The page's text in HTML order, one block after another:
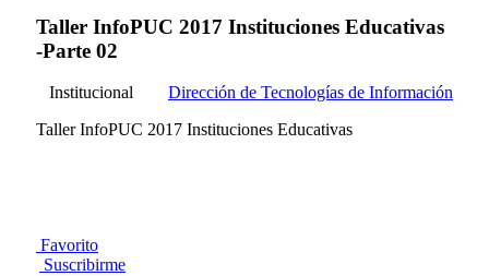
Taller InfoPUC 2017 Instituciones Educativas
-Parte 02
Institucional
Dirección de Tecnologías de Información
Taller InfoPUC 2017 Instituciones Educativas
Favorito
Suscribirme